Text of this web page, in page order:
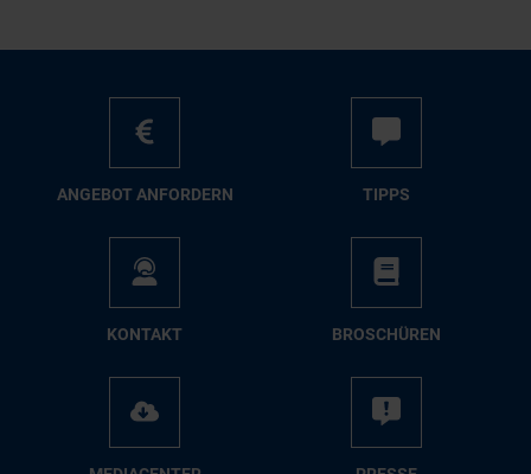
AN­GE­BOT AN­FOR­DERN TIPPS
KON­TAKT BRO­SCHÜ­REN